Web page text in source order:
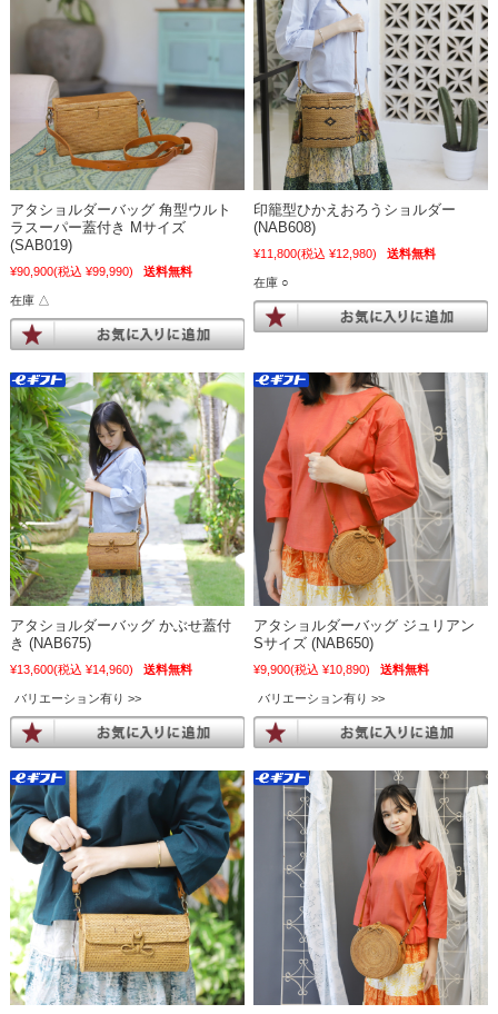
アタショルダーバッグ 角型ウルト
ラスーパー蓋付き Mサイズ
(SAB019)
¥90,900(税込 ¥99,990) 送料無料
在庫 △
印籠型ひかえおろうショルダー
(NAB608)
¥11,800(税込 ¥12,980) 送料無料
在庫 ○
アタショルダーバッグ かぶせ蓋付
き (NAB675)
¥13,600(税込 ¥14,960) 送料無料
バリエーション有り
アタショルダーバッグ ジュリアン
Sサイズ (NAB650)
¥9,900(税込 ¥10,890) 送料無料
バリエーション有り